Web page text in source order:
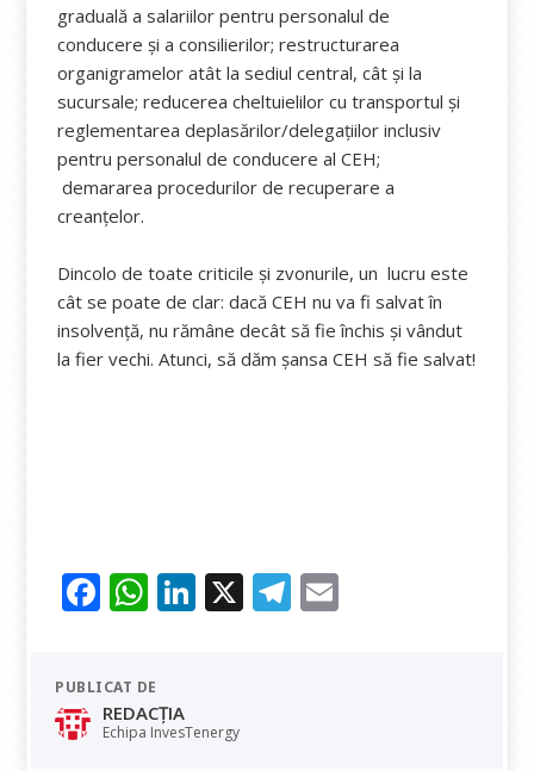
graduală a salariilor pentru personalul de
conducere și a consilierilor; restructurarea
organigramelor atât la sediul central, cât și la
sucursale; reducerea cheltuielilor cu transportul și
reglementarea deplasărilor/delegațiilor inclusiv
pentru personalul de conducere al CEH;
demararea procedurilor de recuperare a
creanțelor.
Dincolo de toate criticile și zvonurile, un lucru este
cât se poate de clar: dacă CEH nu va fi salvat în
insolvență, nu rămâne decât să fie închis și vândut
la fier vechi. Atunci, să dăm șansa CEH să fie salvat!
F
e
b
o
W
at
s
A
Li
dI
X T
PUBLICAT DE
REDACȚIA
Echipa InvesTenergy